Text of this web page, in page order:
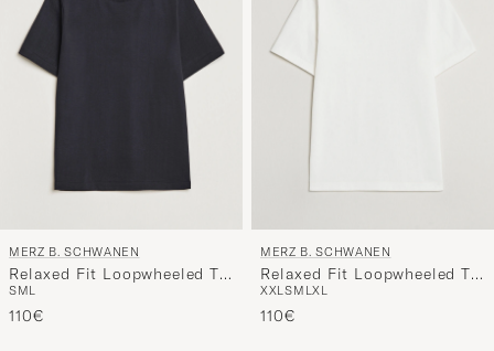
MERZ B. SCHWANEN
Relaxed Fit Loopwheeled T-
Shirt Charcoal
SML
110€
MERZ B. SCHWANEN
Relaxed Fit Loopwheeled T-
Shirt White
XXLSM LXL
110€